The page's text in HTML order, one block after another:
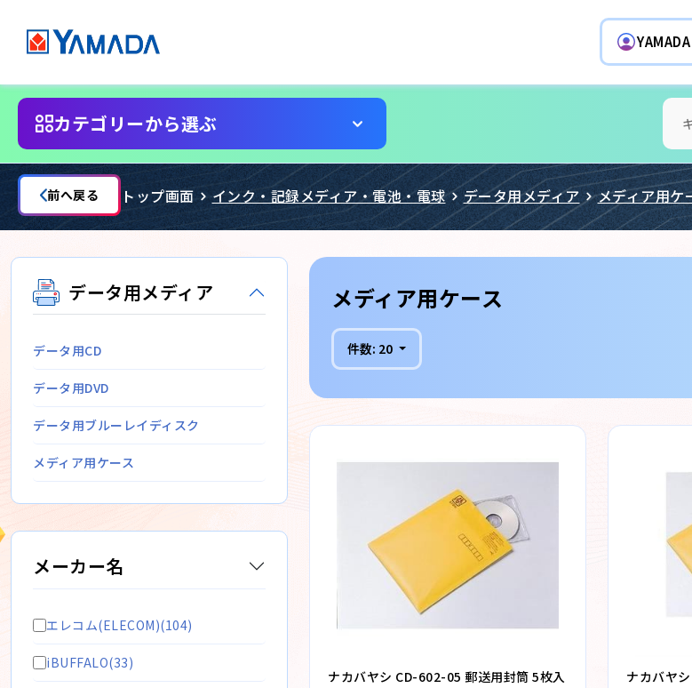
カテゴリーから選ぶ
前へ戻る トップ画面 インク・記録メディア・電池・電球 データ用メディア メディア用ケ
データ用メディア
データ用CD
データ用DVD
データ用ブルーレイディスク
メディア用ケース
メーカー名
エレコム(ELECOM)(104)
iBUFFALO(33)
メディア用ケース
件数: 20
ナカバヤシ CD-602-05 郵送用封筒 5枚入
ナカバヤ